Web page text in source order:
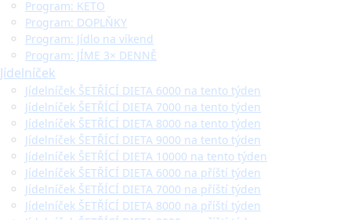
Program: KETO
Program: DOPLŇKY
Program: Jídlo na víkend
Program: JÍME 3× DENNĚ
Jídelníček
Jídelníček ŠETŘÍCÍ DIETA 6000 na tento týden
Jídelníček ŠETŘÍCÍ DIETA 7000 na tento týden
Jídelníček ŠETŘÍCÍ DIETA 8000 na tento týden
Jídelníček ŠETŘÍCÍ DIETA 9000 na tento týden
Jídelníček ŠETŘÍCÍ DIETA 10000 na tento týden
Jídelníček ŠETŘÍCÍ DIETA 6000 na příští týden
Jídelníček ŠETŘÍCÍ DIETA 7000 na příští týden
Jídelníček ŠETŘÍCÍ DIETA 8000 na příští týden